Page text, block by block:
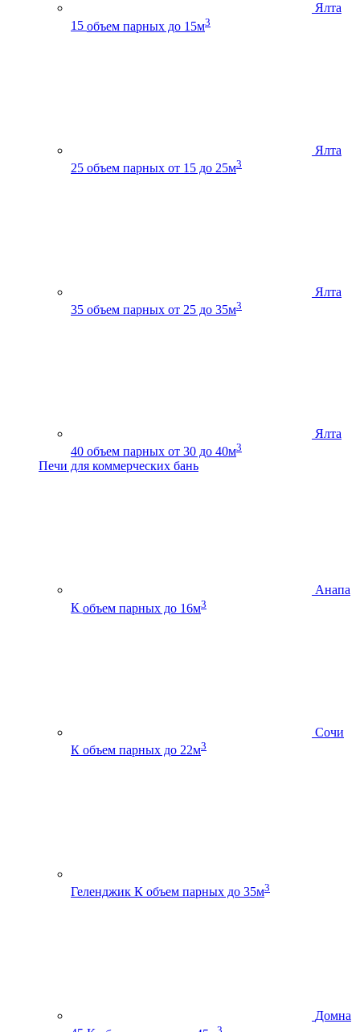
Ялта
15 объем парных до 15м3
Ялта
25 объем парных от 15 до 25м3
Ялта
35 объем парных от 25 до 35м3
Ялта
40 объем парных от 30 до 40м3
Печи для коммерческих бань
Анапа
К объем парных до 16м3
Сочи
К объем парных до 22м3
Геленджик К объем парных до 35м3
Домна
3